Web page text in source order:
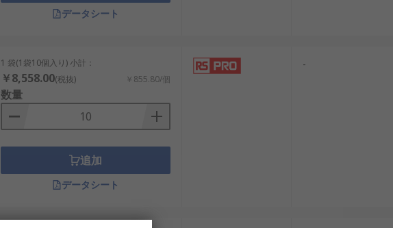
データシート
1 袋(1袋10個入り) 小計：
￥8,558.00(税抜) ￥855.80/個
数量
追加
データシート
-